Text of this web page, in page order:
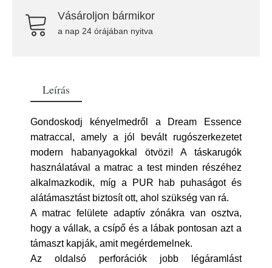
Vásároljon bármikor
a nap 24 órájában nyitva
Leírás
Gondoskodj kényelmedről a Dream Essence
matraccal, amely a jól bevált rugószerkezetet
modern habanyagokkal ötvözi! A táskarugók
használatával a matrac a test minden részéhez
alkalmazkodik, míg a PUR hab puhaságot és
alátámasztást biztosít ott, ahol szükség van rá.
A matrac felülete adaptív zónákra van osztva,
hogy a vállak, a csípő és a lábak pontosan azt a
támaszt kapják, amit megérdemelnek.
Az oldalsó perforációk jobb légáramlást